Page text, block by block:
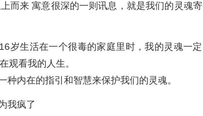
而来 寓意很深的一则讯息，就是我们的灵魂寄
岁生活在一个很毒的家庭里时，我的灵魂一定
观看我的人生。
内在的指引和智慧来保护我们的灵魂。
我疯了